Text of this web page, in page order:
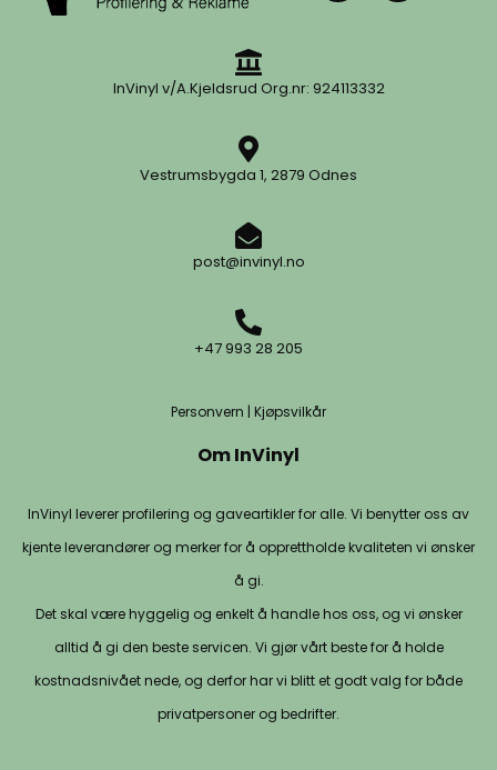
InVinyl v/A.Kjeldsrud Org.nr: 924113332
Vestrumsbygda 1, 2879 Odnes
post@invinyl.no
+47 993 28 205
Personvern Kjøpsvilkår
Om InVinyl
InVinyl leverer profilering og gaveartikler for alle. Vi benytter oss av
kjente leverandører og merker for å opprettholde kvaliteten vi ønsker
å gi.
Det skal være hyggelig og enkelt å handle hos oss, og vi ønsker
alltid å gi den beste servicen. Vi gjør vårt beste for å holde
kostnadsnivået nede, og derfor har vi blitt et godt valg for både
privatpersoner og bedrifter.